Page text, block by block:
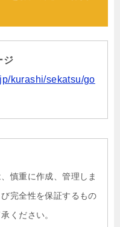
ジ
kurashi/sekatsu/go
慎重に作成、管理しま
完全性を保証するもの
ください。